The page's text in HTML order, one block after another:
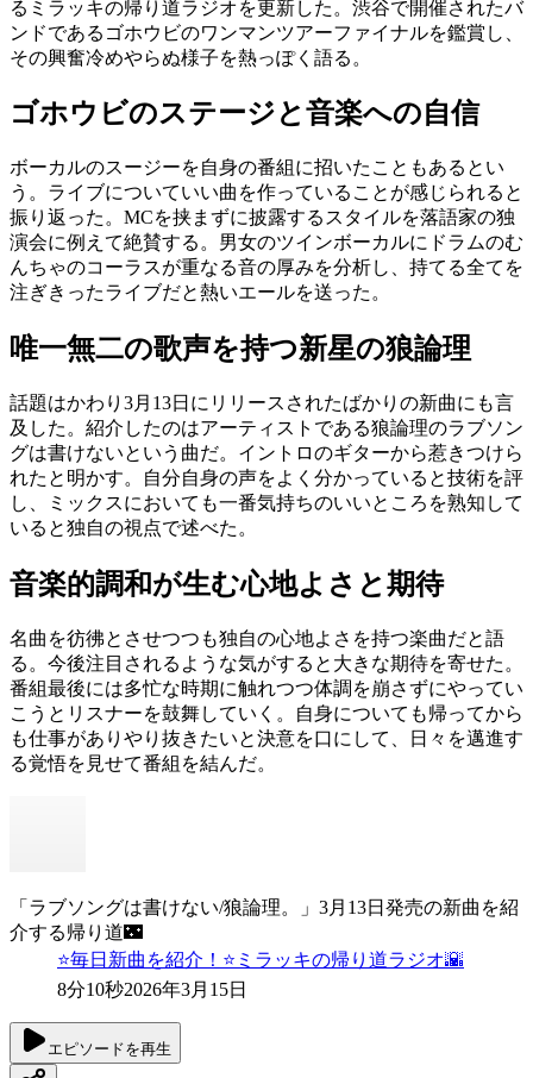
るミラッキの帰り道ラジオを更新した。渋谷で開催されたバ
ンドであるゴホウビのワンマンツアーファイナルを鑑賞し、
その興奮冷めやらぬ様子を熱っぽく語る。
ゴホウビのステージと音楽への自信
ボーカルのスージーを自身の番組に招いたこともあるとい
う。ライブについていい曲を作っていることが感じられると
振り返った。MCを挟まずに披露するスタイルを落語家の独
演会に例えて絶賛する。男女のツインボーカルにドラムのむ
んちゃのコーラスが重なる音の厚みを分析し、持てる全てを
注ぎきったライブだと熱いエールを送った。
唯一無二の歌声を持つ新星の狼論理
話題はかわり3月13日にリリースされたばかりの新曲にも言
及した。紹介したのはアーティストである狼論理のラブソン
グは書けないという曲だ。イントロのギターから惹きつけら
れたと明かす。自分自身の声をよく分かっていると技術を評
し、ミックスにおいても一番気持ちのいいところを熟知して
いると独自の視点で述べた。
音楽的調和が生む心地よさと期待
名曲を彷彿とさせつつも独自の心地よさを持つ楽曲だと語
る。今後注目されるような気がすると大きな期待を寄せた。
番組最後には多忙な時期に触れつつ体調を崩さずにやってい
こうとリスナーを鼓舞していく。自身についても帰ってから
も仕事がありやり抜きたいと決意を口にして、日々を邁進す
る覚悟を見せて番組を結んだ。
「ラブソングは書けない/狼論理。」3月13日発売の新曲を紹
介する帰り道🌃
⭐️毎日新曲を紹介！⭐️ミラッキの帰り道ラジオ🌇
8分10秒2026年3月15日
エピソードを再生